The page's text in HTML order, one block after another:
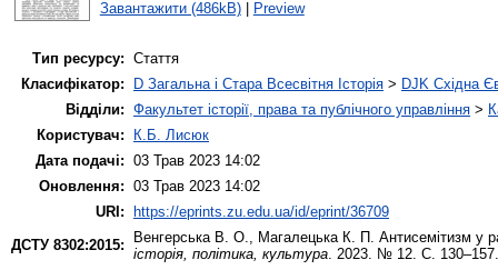
Завантажити (486kB)| Preview
Тип ресурсу: Стаття
Класифікатор:
D Загальна і Стара Всесвітня Історія > DJK Східна
Відділи: Факультет історії, права та публічного управління >
Користувач:
К.Б. Лисюк
Дата подачі: 03 Трав 2023 14:02
Оновлення: 03 Трав 2023 14:02
URI:
https://eprints.zu.edu.ua/id/eprint/36709
ДСТУ 8302:2015:
Венгерська В. О., Магалецька К. П. Антисемітизм у
історія, політика, культура. 2023. № 12. С. 130–157.